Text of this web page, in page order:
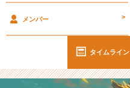
過
し
た
か？
メンバー >
タイムライン